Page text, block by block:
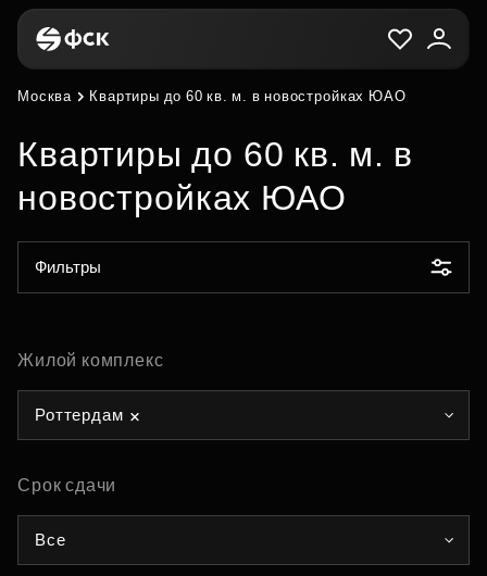
Москва Квартиры до 60 кв. м. в новостройках ЮАО
Квартиры до 60 кв. м. в
новостройках ЮАО
Фильтры
Жилой комплекс
Роттердам
Срок сдачи
Все